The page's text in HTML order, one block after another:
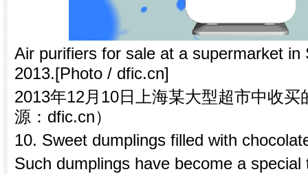
Air purifiers for sale at a supermarket in
2013.[Photo / dfic.cn]
2013年12月10日上海某大型超市中收买
源：dfic.cn）
10. Sweet dumplings filled with
Such dumplings have become a